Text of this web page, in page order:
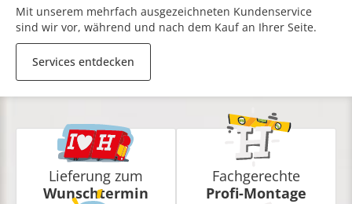
Mit unserem mehrfach ausgezeichneten Kundenservice
sind wir vor, während und nach dem Kauf an Ihrer Seite.
Services entdecken
Lieferung zum
Wunschtermin
Fachgerechte
Profi-Montage